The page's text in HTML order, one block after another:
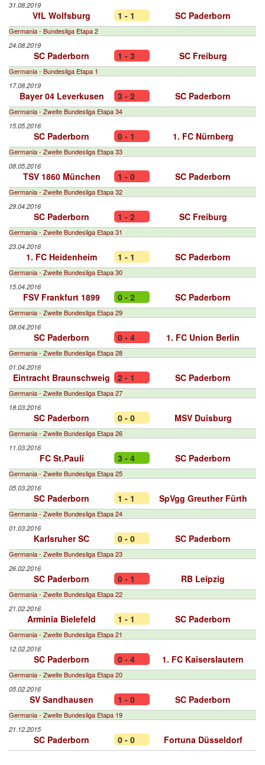
31.08.2019
VfL Wolfsburg 1 - 1 SC Paderborn
Germania - Bundesliga Etapa 2
24.08.2019
SC Paderborn 1 - 3 SC Freiburg
Germania - Bundesliga Etapa 1
17.08.2019
Bayer 04 Leverkusen 3 - 2 SC Paderborn
Germania - Zweite Bundesliga Etapa 34
15.05.2016
SC Paderborn 0 - 1 1. FC Nürnberg
Germania - Zweite Bundesliga Etapa 33
08.05.2016
TSV 1860 München 1 - 0 SC Paderborn
Germania - Zweite Bundesliga Etapa 32
29.04.2016
SC Paderborn 1 - 2 SC Freiburg
Germania - Zweite Bundesliga Etapa 31
23.04.2016
1. FC Heidenheim 1 - 1 SC Paderborn
Germania - Zweite Bundesliga Etapa 30
15.04.2016
FSV Frankfurt 1899 0 - 2 SC Paderborn
Germania - Zweite Bundesliga Etapa 29
08.04.2016
SC Paderborn 0 - 4 1. FC Union Berlin
Germania - Zweite Bundesliga Etapa 28
01.04.2016
Eintracht Braunschweig 2 - 1 SC Paderborn
Germania - Zweite Bundesliga Etapa 27
18.03.2016
SC Paderborn 0 - 0 MSV Duisburg
Germania - Zweite Bundesliga Etapa 26
11.03.2016
FC St.Pauli 3 - 4 SC Paderborn
Germania - Zweite Bundesliga Etapa 25
05.03.2016
SC Paderborn 1 - 1 SpVgg Greuther Fürth
Germania - Zweite Bundesliga Etapa 24
01.03.2016
Karlsruher SC 0 - 0 SC Paderborn
Germania - Zweite Bundesliga Etapa 23
26.02.2016
SC Paderborn 0 - 1 RB Leipzig
Germania - Zweite Bundesliga Etapa 22
21.02.2016
Arminia Bielefeld 1 - 1 SC Paderborn
Germania - Zweite Bundesliga Etapa 21
12.02.2016
SC Paderborn 0 - 4 1. FC Kaiserslautern
Germania - Zweite Bundesliga Etapa 20
05.02.2016
SV Sandhausen 1 - 0 SC Paderborn
Germania - Zweite Bundesliga Etapa 19
21.12.2015
SC Paderborn 0 - 0 Fortuna Düsseldorf